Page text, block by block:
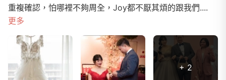
重複確認，怕哪裡不夠周全，Joy都不厭其煩的跟我們....
更多
+ 2